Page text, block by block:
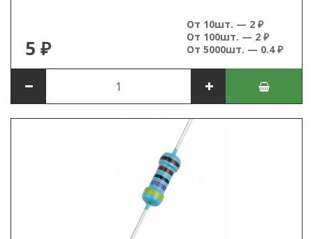
5 ₽
От 10шт. — 2 ₽
От 100шт. — 2 ₽
От 5000шт. — 0.4 ₽